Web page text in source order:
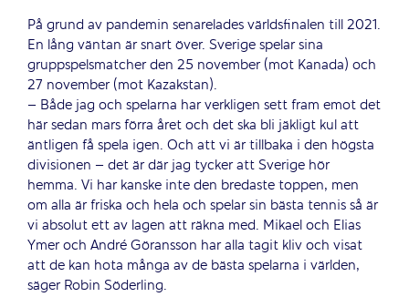
På grund av pandemin senarelades världsfinalen till 2021.
En lång väntan är snart över. Sverige spelar sina
gruppspelsmatcher den 25 november (mot Kanada) och
27 november (mot Kazakstan).
– Både jag och spelarna har verkligen sett fram emot det
här sedan mars förra året och det ska bli jäkligt kul att
äntligen få spela igen. Och att vi är tillbaka i den högsta
divisionen – det är där jag tycker att Sverige hör
hemma. Vi har kanske inte den bredaste toppen, men
om alla är friska och hela och spelar sin bästa tennis så är
vi absolut ett av lagen att räkna med. Mikael och Elias
Ymer och André Göransson har alla tagit kliv och visat
att de kan hota många av de bästa spelarna i världen,
säger Robin Söderling.